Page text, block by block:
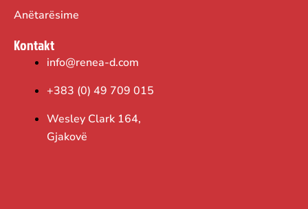
Anëtarësime
Kontakt
info@renea-d.com
+383 (0) 49 709 015
Wesley Clark 164,
Gjakovë